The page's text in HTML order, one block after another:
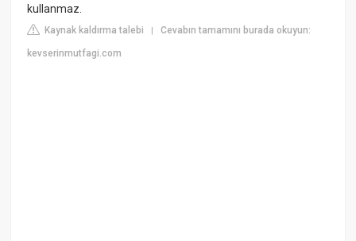
kullanmaz.
Kaynak kaldırma talebi |Cevabın tamamını burada okuyun:
kevserinmutfagi.com